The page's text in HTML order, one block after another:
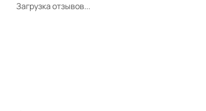
Загрузка отзывов...